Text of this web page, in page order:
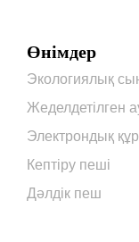
Өнімдер
Экологиялық
Жеделдетілген
Электрондық
Кептіру пеші
Дәлдік пеш